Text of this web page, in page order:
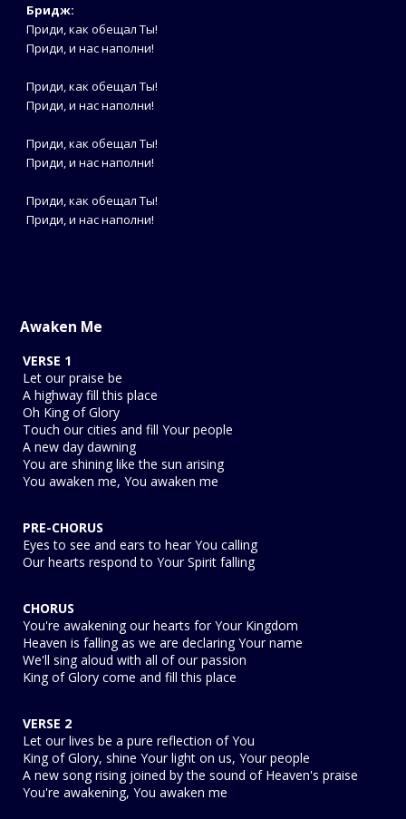
Бридж:
Приди, как обещал Ты!
Приди, и нас наполни!
Приди, как обещал Ты!
Приди, и нас наполни!
Приди, как обещал Ты!
Приди, и нас наполни!
Приди, как обещал Ты!
Приди, и нас наполни!
Awaken Me
VERSE 1
Let our praise be
A highway fill this place
Oh King of Glory
Touch our cities and fill Your people
A new day dawning
You are shining like the sun arising
You awaken me, You awaken me
PRE-CHORUS
Eyes to see and ears to hear You calling
Our hearts respond to Your Spirit falling
CHORUS
You're awakening our hearts for Your Kingdom
Heaven is falling as we are declaring Your name
We'll sing aloud with all of our passion
King of Glory come and fill this place
VERSE 2
Let our lives be a pure reflection of You
King of Glory, shine Your light on us, Your people
A new song rising joined by the sound of Heaven's praise
You're awakening, You awaken me